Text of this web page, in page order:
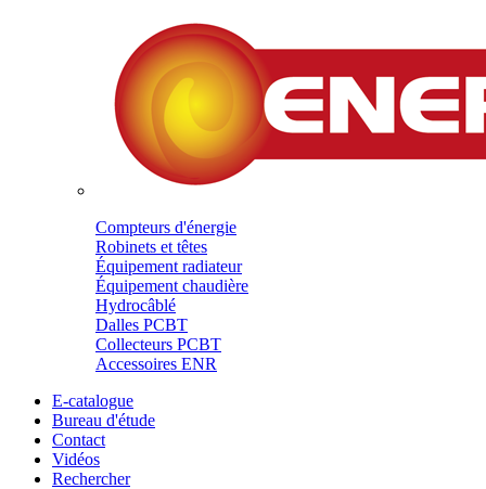
Compteurs d'énergie
Robinets et têtes
Équipement radiateur
Équipement chaudière
Hydrocâblé
Dalles PCBT
Collecteurs PCBT
Accessoires ENR
E-catalogue
Bureau d'étude
Contact
Vidéos
Rechercher